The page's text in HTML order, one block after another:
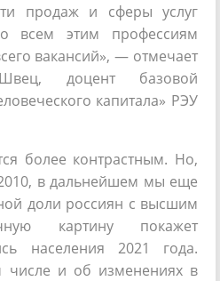
продаж и сферы услуг
всем этим профессиям
вакансий», — отмечает
доцент базовой
капитала» РЭУ
более контрастным. Но,
в дальнейшем мы еще
доли россиян с высшим
картину покажет
населения 2021 года.
и об изменениях в